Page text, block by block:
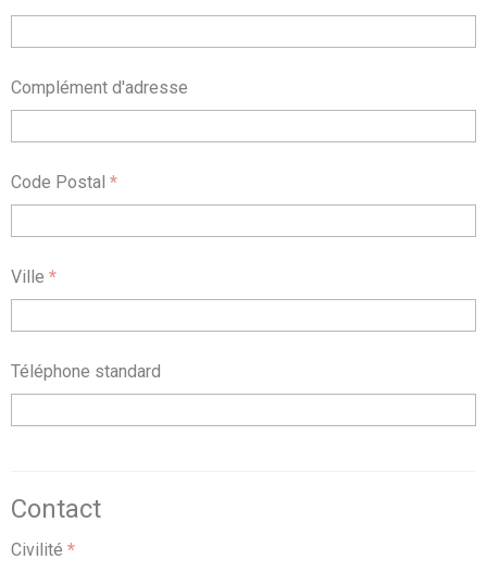
Complément d'adresse
Code Postal *
Ville *
Téléphone standard
Contact
Civilité *